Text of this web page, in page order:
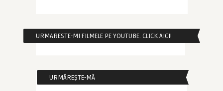
URMARESTE-MI FILMELE PE YOUTUBE. CLICK AICI!
URMĂREȘTE-MĂ